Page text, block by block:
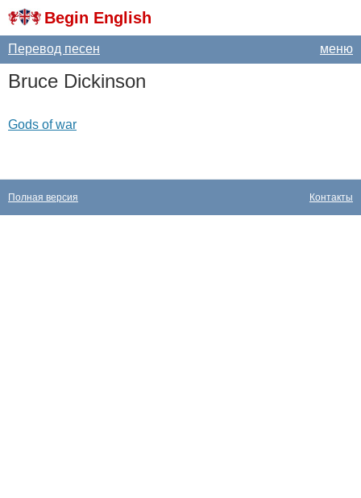
Begin English
меню
Перевод песен
Bruce Dickinson
Gods of war
Контакты
Полная версия